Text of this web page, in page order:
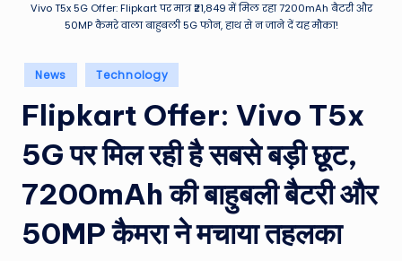
e
c
h
&
M
o
vi
Vivo T5x 5G Offer: Flipkart पर मात्र ₹21,849 में मिल रहा 7200mAh बैटरी और
50MP कैमरे वाला बाहुबली 5G फोन, हाथ से न जाने दें यह मौका!
Posted
in
News Technology
Flipkart Offer: Vivo T5x
5G पर मिल रही है सबसे बड़ी छूट,
7200mAh की बाहुबली बैटरी और
50MP कैमरा ने मचाया तहलका